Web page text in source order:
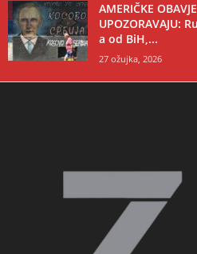
AMERIČKE
UPOZORAVAJU:
a od BiH,...
27 ožujka, 2026